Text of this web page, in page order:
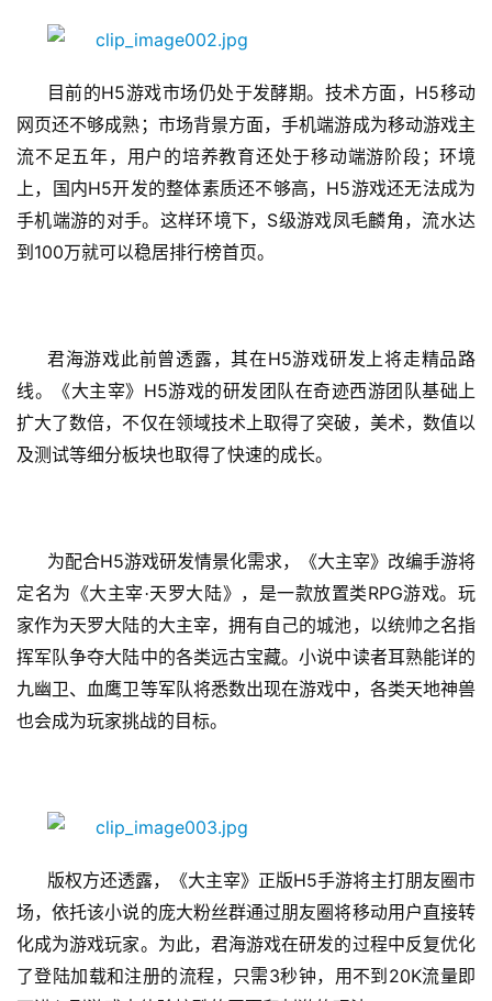
界
手
机
游
游
戏
2
0
2
5
第
7
目前的H5游戏市场仍处于发酵期。技术方面， H5移动
网页还不够成熟；市场背景方面，手机端游成为移动游戏主
流不足五年，用户的培养教育还处于移动端游阶段；环境
上，国内H5开发的整体素质还不够高， H5游戏还无法成为
手机端游的对手。这样环境下， S级游戏凤毛麟角，流水达
到 100万就可以稳居排行榜首页。
君海游戏此前曾透露，其在H5游戏研发上将走精品路
线。《大主宰》 H5游戏的研发团队在奇迹西游团队基础上
扩大了数倍，不仅在领域技术上取得了突破，美术，数值以
及测试等细分板块也取得了快速的成长。
为配合H5游戏研发情景化需求，《大主宰》改编手游将
定名为《大主宰·天罗大陆》，是一款放置类RPG游戏。玩
家作为天罗大陆的大主宰，拥有自己的城池，以统帅之名指
挥军队争夺大陆中的各类远古宝藏。小说中读者耳熟能详的
九幽卫、血鹰卫等军队将悉数出现在游戏中，各类天地神兽
也会成为玩家挑战的目标。
版权方还透露，《大主宰》正版H5手游将主打朋友圈市
场，依托该小说的庞大粉丝群通过朋友圈将移动用户直接转
化成为游戏玩家。为此，君海游戏在研发的过程中反复优化
了登陆加载和注册的流程，只需3秒钟，用不到 20K流量即